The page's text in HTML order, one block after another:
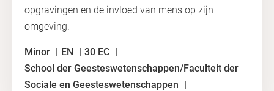
opgravingen en de invloed van mens op zijn
omgeving.
Minor EN
30 EC
School der Geesteswetenschappen/Faculteit der
Sociale en Geesteswetenschappen